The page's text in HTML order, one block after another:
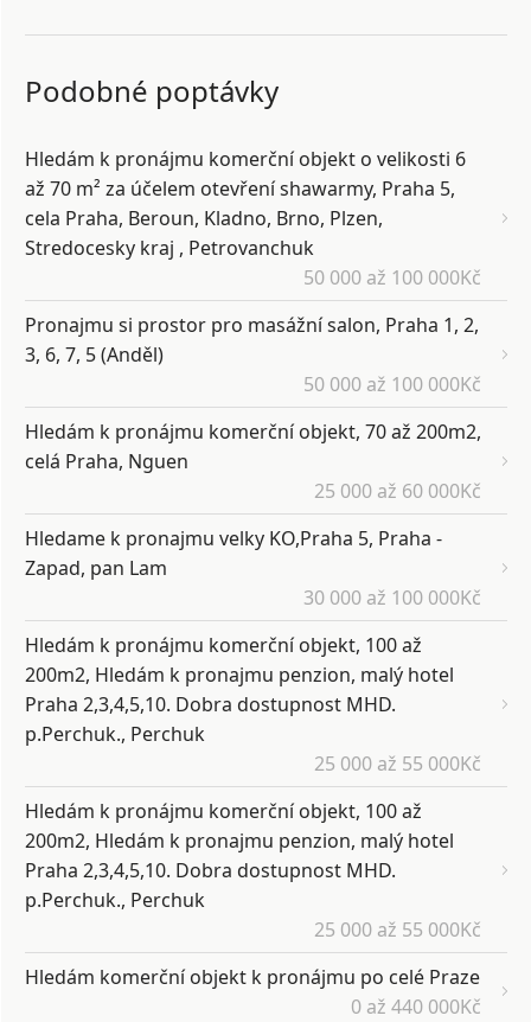
Podobné poptávky
Hledám k pronájmu komerční objekt o velikosti 6
až 70 m² za účelem otevření shawarmy, Praha 5,
cela Praha, Beroun, Kladno, Brno, Plzen,
Stredocesky kraj , Petrovanchuk
50 000 až 100 000Kč
Pronajmu si prostor pro masážní salon, Praha 1, 2,
3, 6, 7, 5 (Anděl)
50 000 až 100 000Kč
Hledám k pronájmu komerční objekt, 70 až 200m2,
celá Praha, Nguen
25 000 až 60 000Kč
Hledame k pronajmu velky KO,Praha 5, Praha -
Zapad, pan Lam
30 000 až 100 000Kč
Hledám k pronájmu komerční objekt, 100 až
200m2, Hledám k pronajmu penzion, malý hotel
Praha 2,3,4,5,10. Dobra dostupnost MHD.
p.Perchuk., Perchuk
25 000 až 55 000Kč
Hledám k pronájmu komerční objekt, 100 až
200m2, Hledám k pronajmu penzion, malý hotel
Praha 2,3,4,5,10. Dobra dostupnost MHD.
p.Perchuk., Perchuk
25 000 až 55 000Kč
Hledám komerční objekt k pronájmu po celé Praze
0 až 440 000Kč